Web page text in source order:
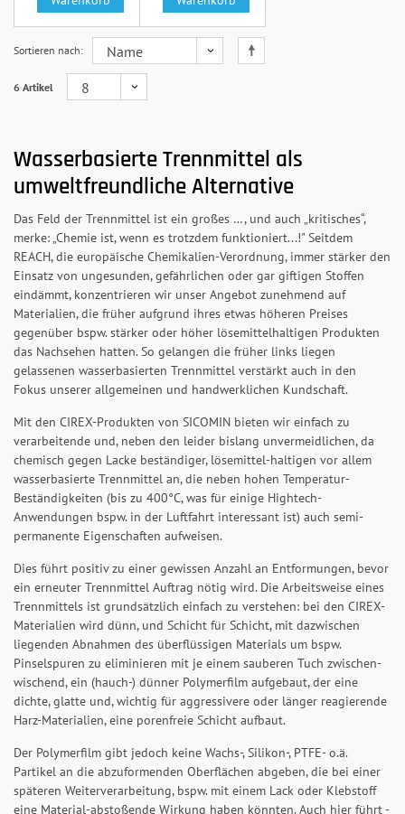
Sortieren nach
6 Artikel
Wasserbasierte Trennmittel als
umweltfreundliche Alternative
Das Feld der Trennmittel ist ein großes …, und auch „kritisches“,
merke: „Chemie ist, wenn es trotzdem funktioniert...!" Seitdem
REACH, die europäische Chemikalien-Verordnung, immer stärker den
Einsatz von ungesunden, gefährlichen oder gar giftigen Stoffen
eindämmt, konzentrieren wir unser Angebot zunehmend auf
Materialien, die früher aufgrund ihres etwas höheren Preises
gegenüber bspw. stärker oder höher lösemittelhaltigen Produkten
das Nachsehen hatten. So gelangen die früher links liegen
gelassenen wasserbasierten Trennmittel verstärkt auch in den
Fokus unserer allgemeinen und handwerklichen Kundschaft.
Mit den CIREX-Produkten von SICOMIN bieten wir einfach zu
verarbeitende und, neben den leider bislang unvermeidlichen, da
chemisch gegen Lacke beständiger, lösemittel-haltigen vor allem
wasserbasierte Trennmittel an, die neben hohen Temperatur-
Beständigkeiten (bis zu 400°C, was für einige Hightech-
Anwendungen bspw. in der Luftfahrt interessant ist) auch semi-
permanente Eigenschaften aufweisen.
Dies führt positiv zu einer gewissen Anzahl an Entformungen, bevor
ein erneuter Trennmittel Auftrag nötig wird. Die Arbeitsweise eines
Trennmittels ist grundsätzlich einfach zu verstehen: bei den CIREX-
Materialien wird dünn, und Schicht für Schicht, mit dazwischen
liegenden Abnahmen des überflüssigen Materials um bspw.
Pinselspuren zu eliminieren mit je einem sauberen Tuch zwischen-
wischend, ein (hauch-) dünner Polymerfilm aufgebaut, der eine
dichte, glatte und, wichtig für aggressivere oder länger reagierende
Harz-Materialien, eine porenfreie Schicht aufbaut.
Der Polymerfilm gibt jedoch keine Wachs-, Silikon-, PTFE- o.ä.
Partikel an die abzuformenden Oberflächen abgeben, die bei einer
späteren Weiterverarbeitung, bspw. mit einem Lack oder Klebstoff
eine Material-abstoßende Wirkung haben könnten. Auch hier führt -